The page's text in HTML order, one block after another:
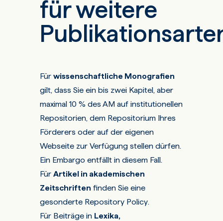
für weitere
Für wissenschaftliche Monografien
gilt, dass Sie ein bis zwei Kapitel, aber
maximal 10 % des AM auf institutionellen
Repositorien, dem Repositorium Ihres
Förderers oder auf der eigenen
Webseite zur Verfügung stellen dürfen.
Ein Embargo entfällt in diesem Fall.
Für Artikel in akademischen
Zeitschriften finden Sie eine
gesonderte Repository Policy.
Für Beiträge in Lexika,